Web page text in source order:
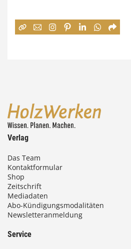
e
0
Verlag
Das Team
Kontaktformular
Shop
Zeitschrift
Mediadaten
Abo-Kündigungsmodalitäten
Newsletteranmeldung
Service